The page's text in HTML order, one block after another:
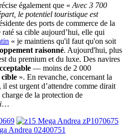
également que « Avec 3 700
le potentiel touristique est
des ports de commerce de la
sa cible aujourd’hui, elle qui
« je maintiens qu'il faut qu'on soit
raisonné. Aujourd'hui, plus
du premium et du luxe. Des navires
— moins de 2 000
». En revanche, concernant la
est urgent d’attendre comme dirait
de la protection de
…